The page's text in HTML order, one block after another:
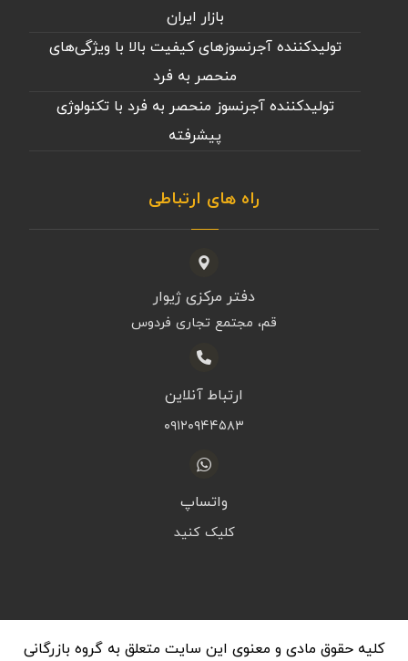
بازار ایران
تولیدکننده آجرنسوزهای کیفیت بالا با ویژگی‌های
منحصر به فرد
تولیدکننده آجرنسوز منحصر به فرد با تکنولوژی
پیشرفته
راه های ارتباطی
دفتر مرکزی ژیوار
قم، مجتمع تجاری فردوس
ارتباط آنلاین
۰۹۱۲۰۹۴۴۵۸۳
واتساپ
کلیک کنید
کلیه حقوق مادی و معنوی این سایت متعلق به گروه بازرگانی